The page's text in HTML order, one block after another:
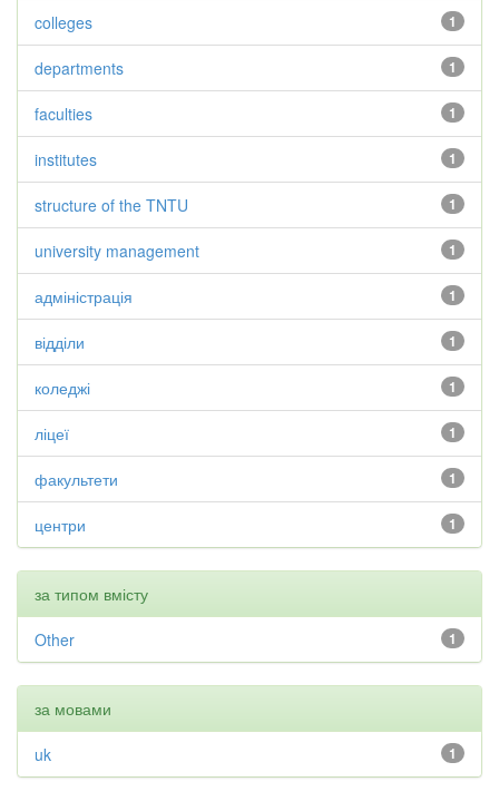
1
colleges
1
departments
1
faculties
1
institutes
1
structure of the TNTU
1
university management
1
адміністрація
1
відділи
1
коледжі
1
ліцеї
1
факультети
1
центри
за типом вмісту
1
Other
за мовами
1
uk